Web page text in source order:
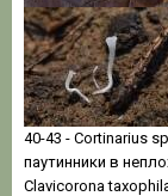
40-43 - Cortinarius
паутинники в
Clavicorona